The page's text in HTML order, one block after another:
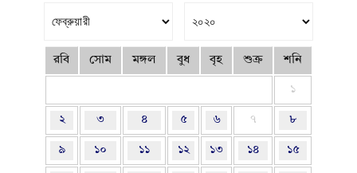
রবি সোম মঙ্গল বুধ বৃহ শুক্র শনি
১
২ ৩ ৪ ৫ ৬ ৭ ৮
৯ ১০ ১১ ১২ ১৩ ১৪ ১৫